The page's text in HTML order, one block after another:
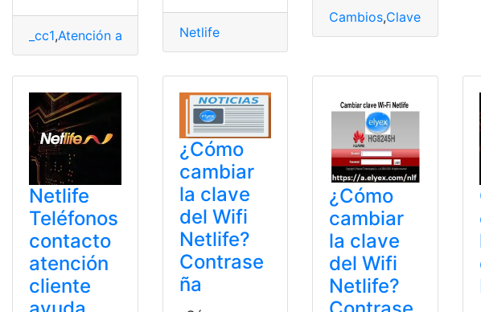
_cc1,Atención al cliente Contactos Netlife
Netlife
Cambios,Clave
Netlife
Teléfonos
contacto
atención
cliente
¿Cómo
cambiar
la clave
del Wifi
Netlife?
Contrase
ña
¿Cómo
cambiar
la clave
del Wifi
Netlife?